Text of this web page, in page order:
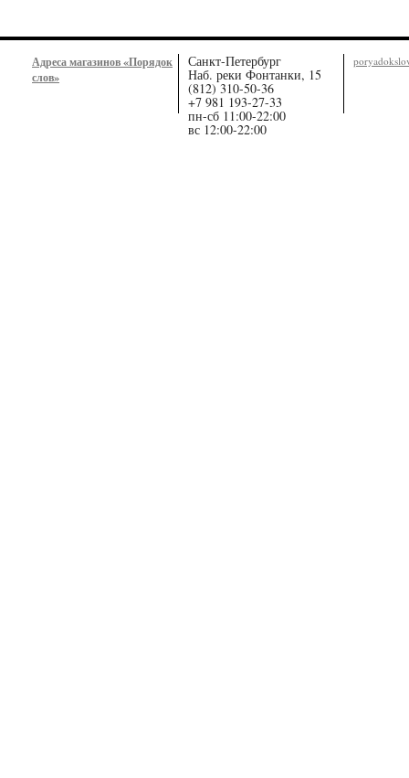
Адреса магазинов «Порядок
слов»
Санкт-Петербург
Наб. реки Фонтанки, 15
(812) 310-50-36
+7 981 193-27-33
пн-сб 11:00-22:00
вс 12:00-22:00